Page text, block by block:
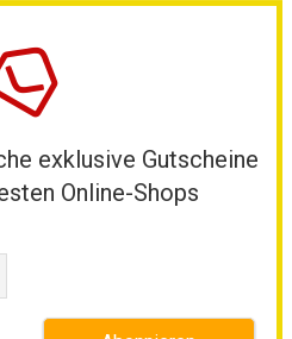
exklusive Gutscheine
Online-Shops